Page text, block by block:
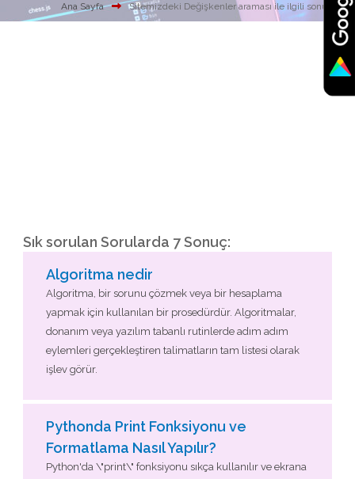
Ana Sayfa Sitemizdeki Değişkenler araması ile ilgili sonuçlar
Sık sorulan Sorularda 7 Sonuç:
Algoritma nedir
Algoritma, bir sorunu çözmek veya bir hesaplama
yapmak için kullanılan bir prosedürdür. Algoritmalar,
donanım veya yazılım tabanlı rutinlerde adım adım
eylemleri gerçekleştiren talimatların tam listesi olarak
işlev görür.
Pythonda Print Fonksiyonu ve
Formatlama Nasıl Yapılır?
Python'da \"print\" fonksiyonu sıkça kullanılır ve ekrana